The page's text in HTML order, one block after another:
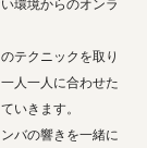
環境からのオンラ
テクニックを取り
人一人に合わせた
いきます。
バの響きを一緒に